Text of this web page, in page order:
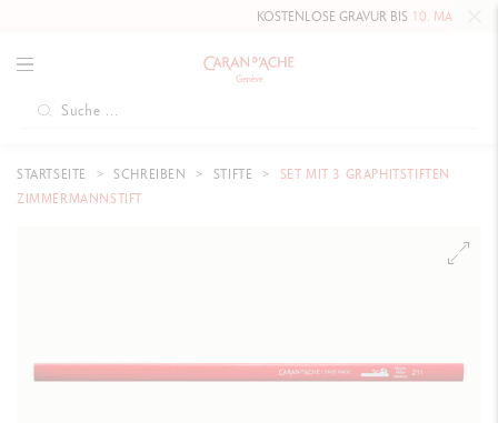
KOSTENLOSE GRAVUR BIS10. MAI 2026
STARTSEITE SCHREIBEN STIFTE
SET MIT 3 GRAPHITSTIFTEN
ZIMMERMANNSTIFT